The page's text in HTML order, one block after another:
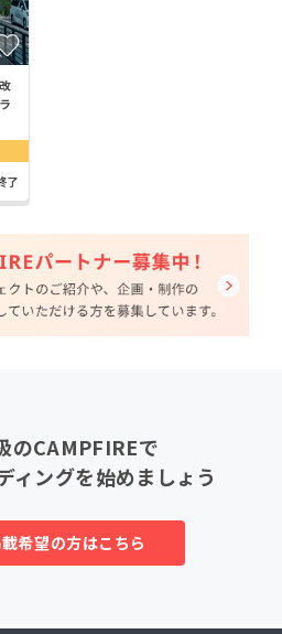
了
のCAMPFIREで
ィングを始めましょう
希望の方はこちら